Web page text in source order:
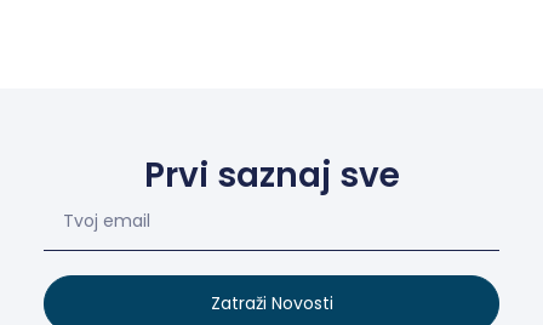
Prvi saznaj sve
Zatraži Novosti